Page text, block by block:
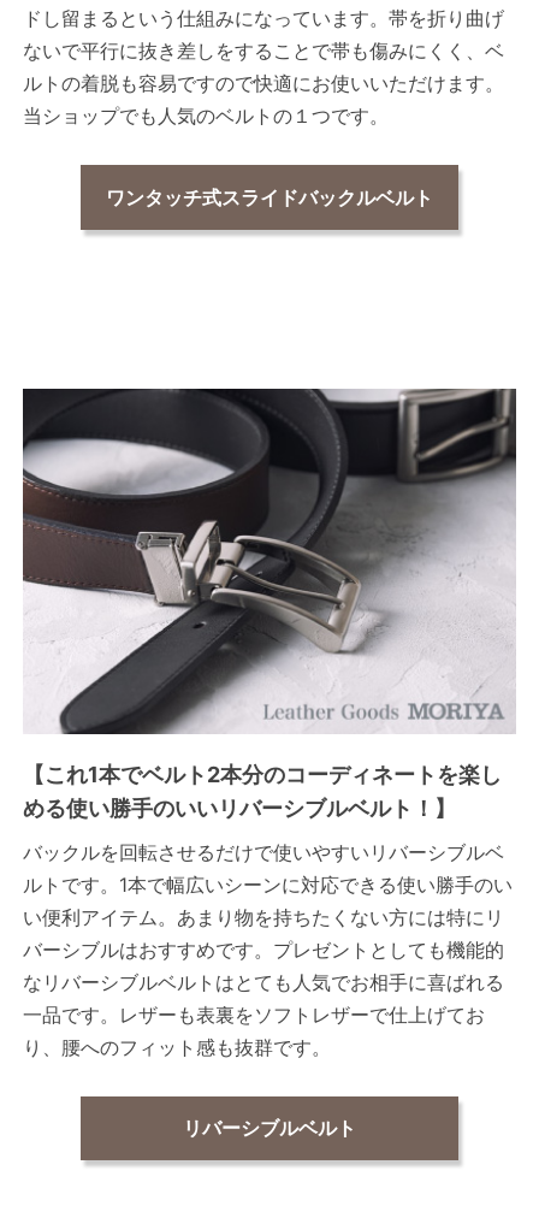
ドし留まるという仕組みになっています。帯を折り曲げ
ないで平行に抜き差しをすることで帯も傷みにくく、ベ
ルトの着脱も容易ですので快適にお使いいただけます。
当ショップでも人気のベルトの１つです。
ワンタッチ式スライドバックルベルト
【これ1本でベルト2本分のコーディネートを楽し
める使い勝手のいいリバーシブルベルト！】
バックルを回転させるだけで使いやすいリバーシブルベ
ルトです。1本で幅広いシーンに対応できる使い勝手のい
い便利アイテム。あまり物を持ちたくない方には特にリ
バーシブルはおすすめです。プレゼントとしても機能的
なリバーシブルベルトはとても人気でお相手に喜ばれる
一品です。レザーも表裏をソフトレザーで仕上げてお
り、腰へのフィット感も抜群です。
リバーシブルベルト